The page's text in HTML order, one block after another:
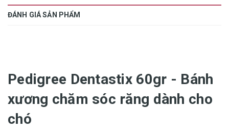
ĐÁNH GIÁ SẢN PHẨM
Pedigree Dentastix 60gr - Bánh
xương chăm sóc răng dành cho
chó